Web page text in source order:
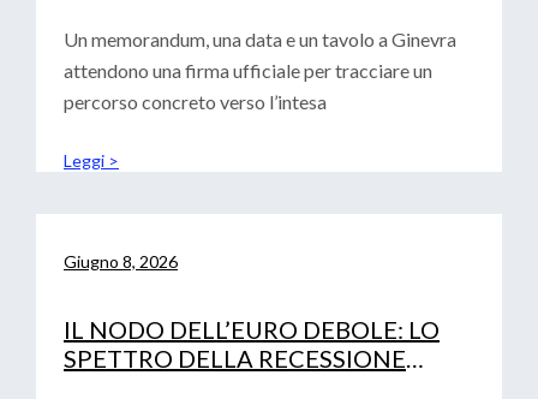
Un memorandum, una data e un tavolo a Ginevra
attendono una firma ufficiale per tracciare un
percorso concreto verso l’intesa
Leggi >
Giugno 8, 2026
IL NODO DELL’EURO DEBOLE: LO
SPETTRO DELLA RECESSIONE